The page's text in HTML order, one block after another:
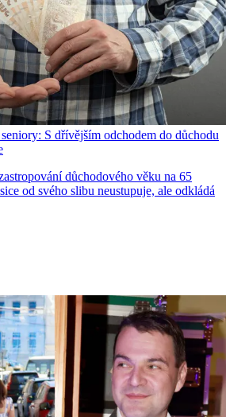
S dřívějším odchodem do důchodu
důchodového věku na 65
od svého slibu neustupuje, ale odkládá